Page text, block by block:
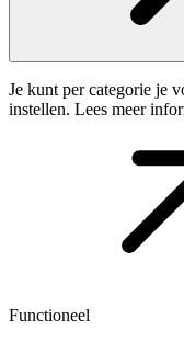
Je kunt per categorie je
instellen. Lees meer
Functioneel